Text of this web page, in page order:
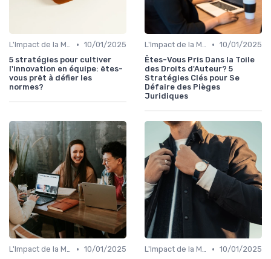
L'Impact de la Mode sur la Société • 10/01/2025
5 stratégies pour cultiver
l'innovation en équipe: êtes-
vous prêt à défier les
normes?
L'Impact de la Mode sur la Société • 10/01/2025
Êtes-Vous Pris Dans la Toile
des Droits d'Auteur? 5
Stratégies Clés pour Se
Défaire des Pièges
Juridiques
L'Impact de la Mode sur la Société • 10/01/2025
L'Impact de la Mode sur la Société • 10/01/2025